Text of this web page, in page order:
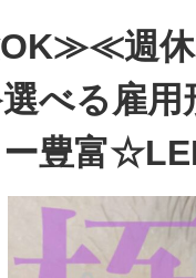
週
べる雇用
豊富